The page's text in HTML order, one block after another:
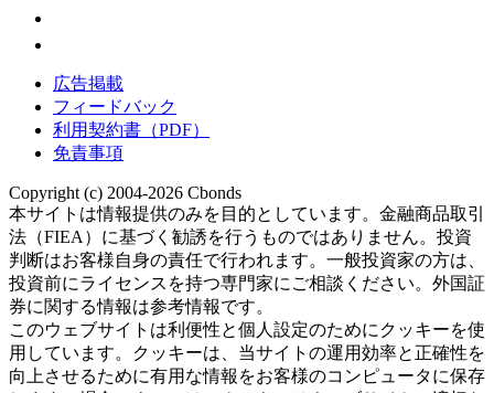
広告掲載
フィードバック
利用契約書（PDF）
免責事項
Copyright (c) 2004-2026 Cbonds
本サイトは情報提供のみを目的としています。金融商品取引
法（FIEA）に基づく勧誘を行うものではありません。投資
判断はお客様自身の責任で行われます。一般投資家の方は、
投資前にライセンスを持つ専門家にご相談ください。外国証
券に関する情報は参考情報です。
このウェブサイトは利便性と個人設定のためにクッキーを使
用しています。クッキーは、当サイトの運用効率と正確性を
向上させるために有用な情報をお客様のコンピュータに保存